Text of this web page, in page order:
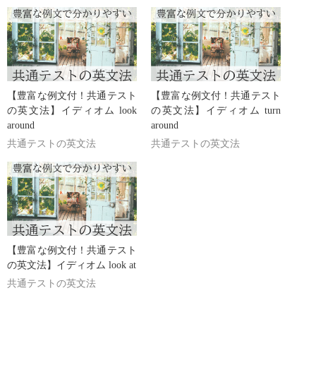
【豊富な例文付！共通テスト
の英文法】イディオム look
around
共通テストの英文法
【豊富な例文付！共通テスト
の英文法】イディオム turn
around
共通テストの英文法
【豊富な例文付！共通テスト
の英文法】イディオム look at
共通テストの英文法